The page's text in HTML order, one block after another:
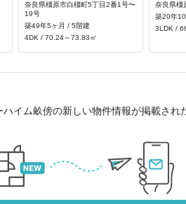
奈良県橿原市白橿町5丁目2番1号〜
19号
築49年5ヶ月 / 5階建
4DK / 70.24～73.83㎡
奈良県橿
築20年
3LDK /
イム畝傍の新しい物件情報が掲載され